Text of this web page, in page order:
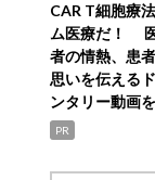
CAR T細胞療
ム医療だ！
者の情熱、患
思いを伝える
ンタリー動画
PR